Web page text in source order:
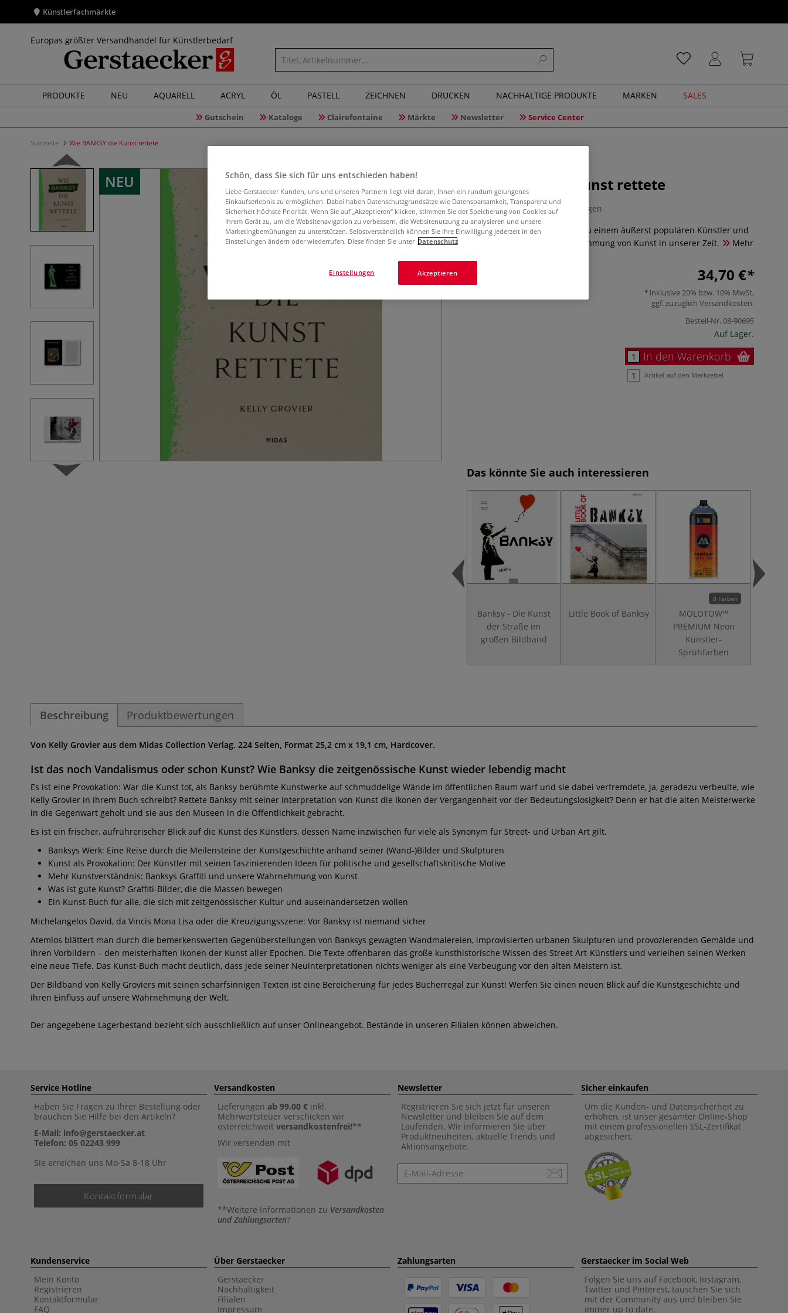
Künstlerfachmärkte
Europas größter Versandhandel für Künstlerbedarf
PRODUKTE NEU AQUARELL ACRYL ÖL PASTELL ZEICHNEN DRUCKEN NACHHALTIGE PRODUKTE MARKEN SALES
Gutschein Kataloge Clairefontaine Märkte Newsletter Service Center
Startseite Wie BANKSY die Kunst rettete
NEU Wie BANKSY die Kunst rettete
0 Bewertungen
Ein neuer, spannender Zugang zu einem äußerst populären Künstler und
seine Bedeutung für die Wahrnehmung von Kunst in unserer Zeit.
Mehr
34,70 €
inklusive 20% bzw. 10% MwSt,
ggf. zuzüglich Versandkosten.
Bestell-Nr.08-90695
Auf Lager.
In den Warenkorb
Artikel auf den Merkzettel
Das könnte Sie auch interessieren
Banksy - Die Kunst
der Straße im
großen Bildband
Little Book of Banksy
8 Farben
MOLOTOW™
PREMIUM Neon
Künstler-
Sprühfarben
Beschreibung Produktbewertungen
Von Kelly Grovier aus dem Midas Collection Verlag. 224 Seiten, Format 25,2 cm x 19,1 cm, Hardcover.
Ist das noch Vandalismus oder schon Kunst? Wie Banksy die zeitgenössische Kunst wieder lebendig macht
Es ist eine Provokation: War die Kunst tot, als Banksy berühmte Kunstwerke auf schmuddelige Wände im öffentlichen Raum warf und sie dabei verfremdete, ja, geradezu verbeulte, wie
Kelly Grovier in ihrem Buch schreibt? Rettete Banksy mit seiner Interpretation von Kunst die Ikonen der Vergangenheit vor der Bedeutungslosigkeit? Denn er hat die alten Meisterwerke
in die Gegenwart geholt und sie aus den Museen in die Öffentlichkeit gebracht.
Es ist ein frischer, aufrührerischer Blick auf die Kunst des Künstlers, dessen Name inzwischen für viele als Synonym für Street- und Urban Art gilt.
Banksys Werk: Eine Reise durch die Meilensteine der Kunstgeschichte anhand seiner (Wand-)Bilder und Skulpturen
Kunst als Provokation: Der Künstler mit seinen faszinierenden Ideen für politische und gesellschaftskritische Motive
Mehr Kunstverständnis: Banksys Graffiti und unsere Wahrnehmung von Kunst
Was ist gute Kunst? Graffiti-Bilder, die die Massen bewegen
Ein Kunst-Buch für alle, die sich mit zeitgenössischer Kultur und auseinandersetzen wollen
Michelangelos David, da Vincis Mona Lisa oder die Kreuzigungsszene: Vor Banksy ist niemand sicher
Atemlos blättert man durch die bemerkenswerten Gegenüberstellungen von Banksys gewagten Wandmalereien, improvisierten urbanen Skulpturen und provozierenden Gemälde und
ihren Vorbildern – den meisterhaften Ikonen der Kunst aller Epochen. Die Texte offenbaren das große kunsthistorische Wissen des Street Art-Künstlers und verleihen seinen Werken
eine neue Tiefe. Das Kunst-Buch macht deutlich, dass jede seiner Neuinterpretationen nichts weniger als eine Verbeugung vor den alten Meistern ist.
Der Bildband von Kelly Groviers mit seinen scharfsinnigen Texten ist eine Bereicherung für jedes Bücherregal zur Kunst! Werfen Sie einen neuen Blick auf die Kunstgeschichte und
ihren Einfluss auf unsere Wahrnehmung der Welt.
Der angegebene Lagerbestand bezieht sich ausschließlich auf unser Onlineangebot. Bestände in unseren Filialen können abweichen.
Service Hotline
Haben Sie Fragen zu Ihrer Bestellung oder
brauchen Sie Hilfe bei den Artikeln?
E-Mail: info@gerstaecker.at
Telefon: 05 02243 999
Sie erreichen uns Mo-Sa 8-18 Uhr
Kontaktformular
Versandkosten
Lieferungen ab 99,00 € inkl.
Mehrwertsteuer verschicken wir
österreichweit versandkostenfrei!**
Wir versenden mit
**Weitere Informationen zu Versandkosten
und Zahlungsarten?
Newsletter
Registrieren Sie sich jetzt für unseren
Newsletter und bleiben Sie auf dem
Laufenden. Wir informieren Sie über
Produktneuheiten, aktuelle Trends und
Aktionsangebote.
Newsletter
Sicher einkaufen
Um die Kunden- und Datensicherheit zu
erhöhen, ist unser gesamter Online-Shop
mit einem professionellen SSL-Zertifikat
abgesichert.
Kundenservice
Mein Konto
Registrieren
Kontaktformular
FAQ
Über Gerstaecker
Gerstaecker
Nachhaltigkeit
Filialen
Impressum
Zahlungsarten
Gerstaecker im Social Web
Folgen Sie uns auf Facebook, Instagram,
Twitter und Pinterest, tauschen Sie sich
mit der Community aus und bleiben Sie
immer up to date.
Schön, dass Sie sich für uns entschieden haben!
Liebe Gerstaecker Kunden, uns und unseren Partnern liegt viel daran, Ihnen ein rundum gelungenes
Einkaufserlebnis zu ermöglichen. Dabei haben Datenschutzgrundsätze wie Datensparsamkeit, Transparenz und
Sicherheit höchste Priorität. Wenn Sie auf „Akzeptieren“ klicken, stimmen Sie der Speicherung von Cookies auf
Ihrem Gerät zu, um die Websitenavigation zu verbessern, die Websitenutzung zu analysieren und unsere
Marketingbemühungen zu unterstützen. Selbstverständlich können Sie Ihre Einwilligung jederzeit in den
Einstellungen ändern oder wiederrufen. Diese finden Sie unter Datenschutz
Akzeptieren
Einstellungen